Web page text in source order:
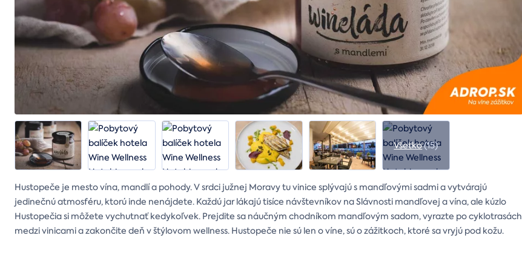
Všetko(15)
Hustopeče je mesto vína, mandlí a pohody. V srdci južnej Moravy tu vinice splývajú s mandľovými sadmi a vytvárajú
jedinečnú atmosféru, ktorú inde nenájdete. Každú jar lákajú tisíce návštevníkov na Slávnosti mandľovej a vína, ale kúzlo
Hustopečia si môžete vychutnať kedykoľvek. Prejdite sa náučným chodníkom mandľovým sadom, vyrazte po cyklotrasách
medzi vinicami a zakončite deň v štýlovom wellness. Hustopeče nie sú len o víne, sú o zážitkoch, ktoré sa vryjú pod kožu.